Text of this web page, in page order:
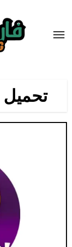
المحتوى
تحميل